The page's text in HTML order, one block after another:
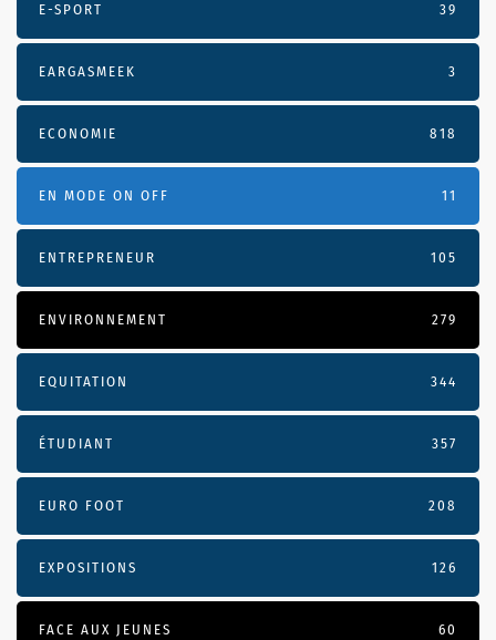
E-SPORT 39
EARGASMEEK 3
ECONOMIE 818
EN MODE ON OFF 11
ENTREPRENEUR 105
ENVIRONNEMENT 279
EQUITATION 344
ÉTUDIANT 357
EURO FOOT 208
EXPOSITIONS 126
FACE AUX JEUNES 60